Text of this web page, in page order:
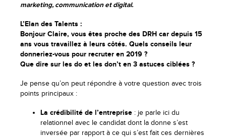
marketing, communication et digital.
L’Elan des Talents :
Bonjour Claire, vous êtes proche des DRH car depuis 15
ans vous travaillez à leurs côtés. Quels conseils leur
donneriez-vous pour recruter en 2019 ?
Que dire sur les do et les don’t en 3 astuces ciblées ?
Je pense qu’on peut répondre à votre question avec trois
points principaux :
La crédibilité de l’entreprise : je parle ici du
relationnel avec le candidat dont la donne s’est
inversée par rapport à ce qui s’est fait ces dernières